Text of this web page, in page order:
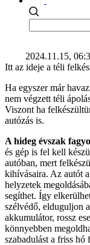
2024.11.15,
Itt az ideje a téli
Ha egyszer már
nem végzett téli
Viszont ha
autózás is.
A hideg évszak
és gép is fel kell
autóban, mert
kihívásaira. Az autót
helyzetek
segíthet. Így
szélvédő, elduguljon
akkumulátor, rossz
könnyebben
szabadulást a friss hó